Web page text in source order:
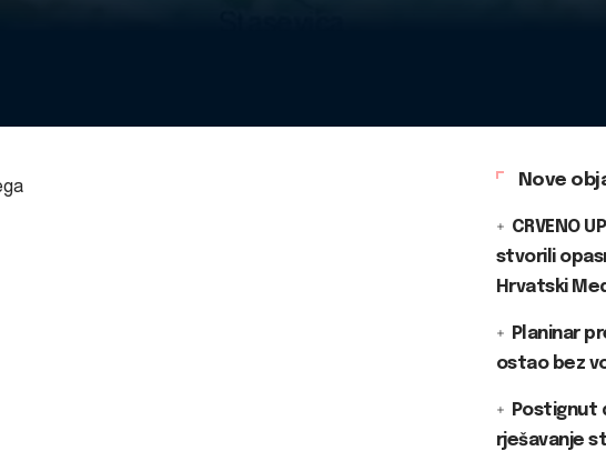
Nove
CRVENO
stvorili
Hrvatski
Planinar
ostao bez
Postignut
rješavanje